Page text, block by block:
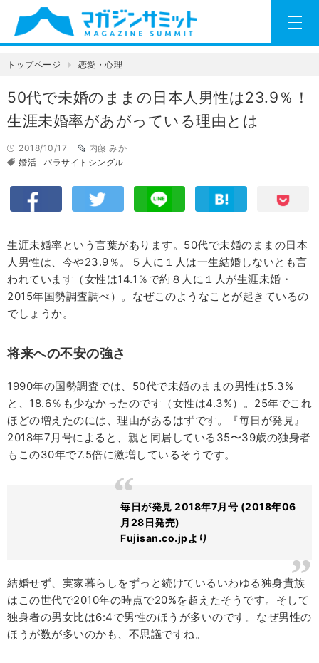
トップページ 恋愛・心理
50代で未婚のままの日本人男性は23.9％！
生涯未婚率があがっている理由とは
2018/10/17
内藤 みか
婚活
パラサイトシングル
生涯未婚率という言葉があります。50代で未婚のままの日本
人男性は、今や23.9％。５人に１人は一生結婚しないとも言
われています（女性は14.1％で約８人に１人が生涯未婚・
2015年国勢調査調べ）。なぜこのようなことが起きているの
でしょうか。
将来への不安の強さ
1990年の国勢調査では、50代で未婚のままの男性は5.3%
と、18.6％も少なかったのです（女性は4.3%）。25年でこれ
ほどの増えたのには、理由があるはずです。『毎日が発見』
2018年7月号によると、親と同居している35〜39歳の独身者
もこの30年で7.5倍に激増しているそうです。
毎日が発見 2018年7月号 (2018年06
月28日発売)
Fujisan.co.jpより
結婚せず、実家暮らしをずっと続けているいわゆる独身貴族
はこの世代で2010年の時点で20%を超えたそうです。そして
独身者の男女比は6:4で男性のほうが多いのです。なぜ男性の
ほうが数が多いのかも、不思議ですね。